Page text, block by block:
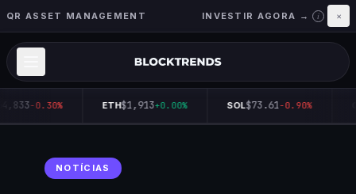
QR ASSET MANAGEMENT INVESTIR AGORA → i ×
-0.30% ETH$1,913+0.00% SOL$73.61-0.90%
NOTÍCIAS